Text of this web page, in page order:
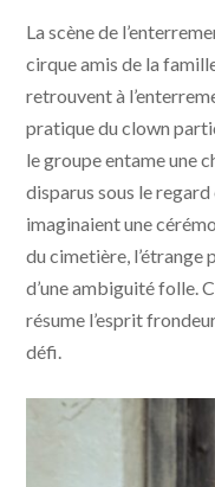
La scène de
cirque amis de la
retrouvent à
pratique du clown
le groupe entame une
disparus sous le
imaginaient une
du cimetière,
d’une ambiguité folle.
résume l’esprit
défi.